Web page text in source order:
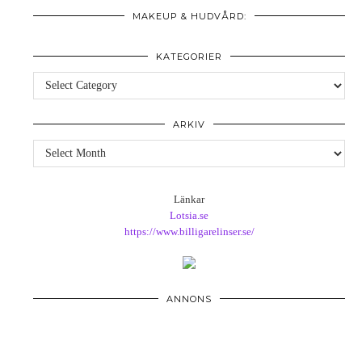
MAKEUP & HUDVÅRD:
KATEGORIER
Kategorier
ARKIV
Arkiv
Länkar
Lotsia.se
https://www.billigarelinser.se/
ANNONS